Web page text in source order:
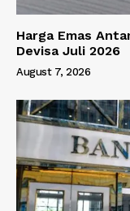
Harga Emas
Devisa Juli 2026
August 7, 2026